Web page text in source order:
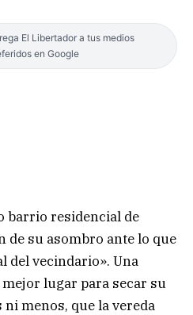
El Libertador a tus medios
en Google
barrio residencial de
de su asombro ante lo que
del vecindario». Una
lugar para secar su
menos, que la vereda